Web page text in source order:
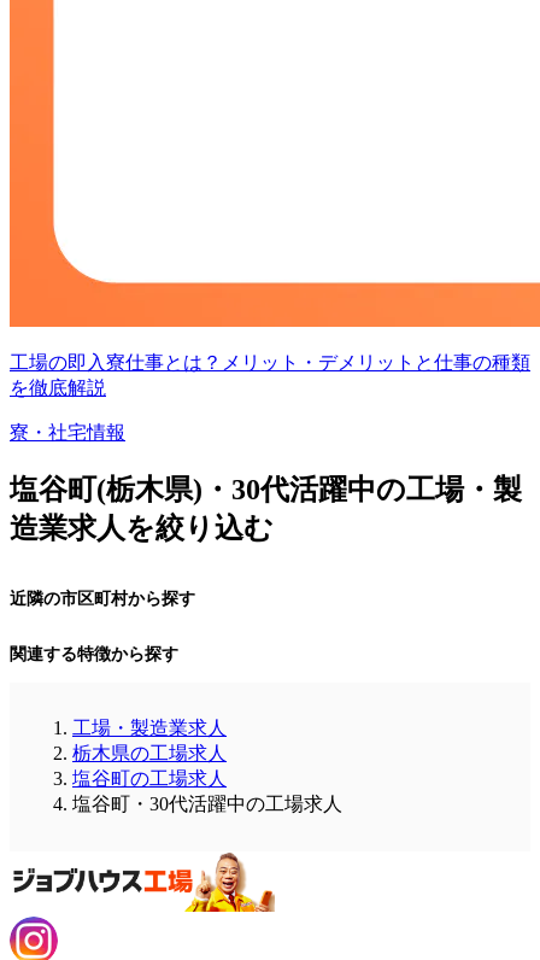
工場の即入寮仕事とは？メリット・デメリットと仕事の種類
を徹底解説
寮・社宅情報
塩谷町(栃木県)・30代活躍中の工場・製
造業求人を絞り込む
近隣の市区町村から探す
関連する特徴から探す
工場・製造業求人
栃木県の工場求人
塩谷町の工場求人
塩谷町・30代活躍中の工場求人